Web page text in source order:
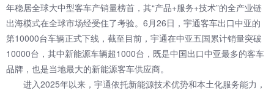
年稳居全球大中型客车产销量榜首，其“产品+服务+技术”的全产业链
出海模式在全球市场经受住了考验。6月26日，宇通客车出口中亚的
第10000台车辆正式下线，截至目前，宇通在中亚五国累计销量突破
10000台，其中新能源车辆超1000台，既是中国出口中亚最多的客车
品牌，也是当地最大的新能源客车供应商。
进入2025年以来，宇通依托新能源技术优势和本土化服务能力，